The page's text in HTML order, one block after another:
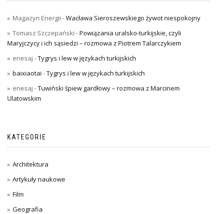
Magazyn Energii -Wacława Sieroszewskiego żywot niespokojny
Tomasz Szczepański -Powiązania uralsko-turkijskie, czyli
Maryjczycy i ich sąsiedzi – rozmowa z Piotrem Talarczykiem
enesaj -Tygrys i lew w językach turkijskich
baixiaotai -Tygrys i lew w językach turkijskich
enesaj -Tuwiński śpiew gardłowy – rozmowa z Marcinem
Ulatowskim
KATEGORIE
Architektura
Artykuły naukowe
Film
Geografia